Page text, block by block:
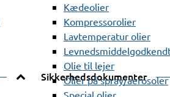
Kædeolier
Kompressorolier
Lavtemperatur olier
Olie til lejer
Olier på spray/aerosoler
Special olier
Sikkerhedsdokumenter